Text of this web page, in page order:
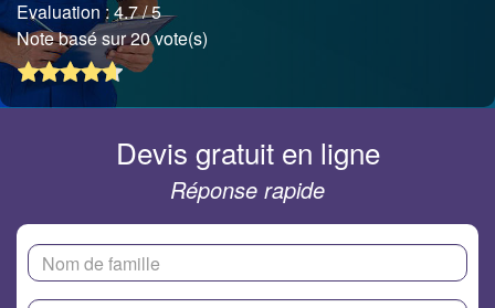
Evaluation :4.7/ 5
Note basé sur 20 vote(s)
Devis gratuit en ligne
Réponse rapide